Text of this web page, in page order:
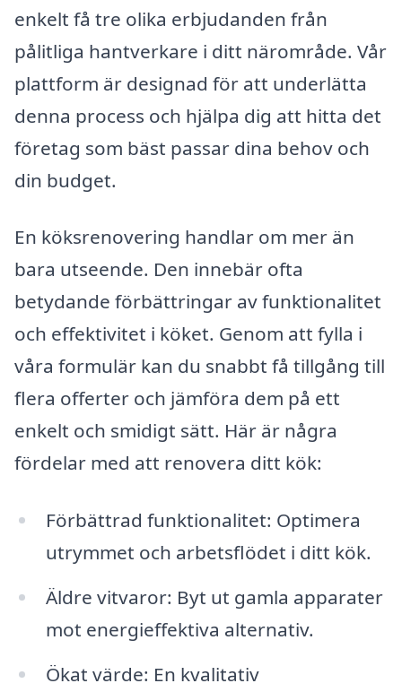
enkelt få tre olika erbjudanden från
pålitliga hantverkare i ditt närområde. Vår
plattform är designad för att underlätta
denna process och hjälpa dig att hitta det
företag som bäst passar dina behov och
din budget.
En köksrenovering handlar om mer än
bara utseende. Den innebär ofta
betydande förbättringar av funktionalitet
och effektivitet i köket. Genom att fylla i
våra formulär kan du snabbt få tillgång till
flera offerter och jämföra dem på ett
enkelt och smidigt sätt. Här är några
fördelar med att renovera ditt kök:
Förbättrad funktionalitet: Optimera
utrymmet och arbetsflödet i ditt kök.
Äldre vitvaror: Byt ut gamla apparater
mot energieffektiva alternativ.
Ökat värde: En kvalitativ